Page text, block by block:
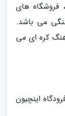
فروشگاه های
می باشد.
کره ای می
اینچیون